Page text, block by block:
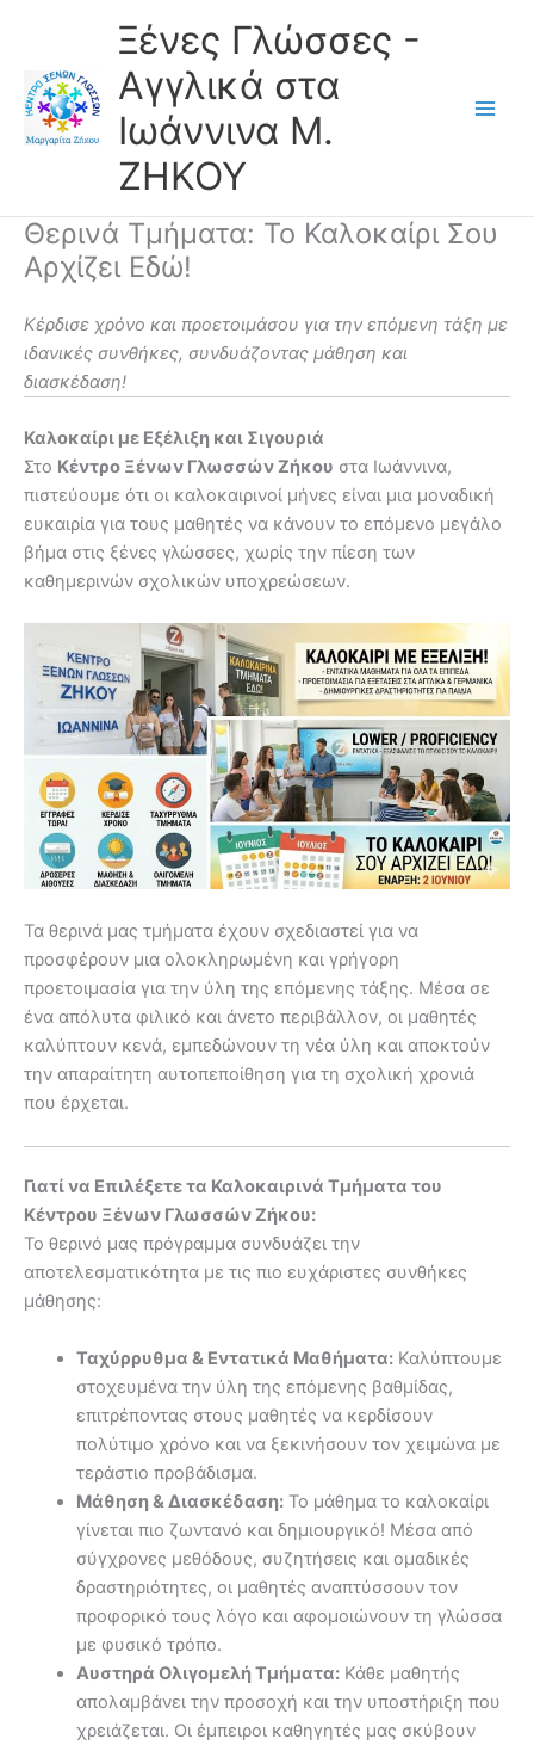
content
Ξένες Γλώσσες -
Αγγλικά στα
Ιωάννινα Μ.
ΖΗΚΟΥ
Θερινά Τμήματα: Το Καλοκαίρι Σου
Αρχίζει Εδώ!
Κέρδισε χρόνο και προετοιμάσου για την επόμενη τάξη με
ιδανικές συνθήκες, συνδυάζοντας μάθηση και
διασκέδαση!
Καλοκαίρι με Εξέλιξη και Σιγουριά
Στο Κέντρο Ξένων Γλωσσών Ζήκου στα Ιωάννινα,
πιστεύουμε ότι οι καλοκαιρινοί μήνες είναι μια μοναδική
ευκαιρία για τους μαθητές να κάνουν το επόμενο μεγάλο
βήμα στις ξένες γλώσσες, χωρίς την πίεση των
καθημερινών σχολικών υποχρεώσεων.
Τα θερινά μας τμήματα έχουν σχεδιαστεί για να
προσφέρουν μια ολοκληρωμένη και γρήγορη
προετοιμασία για την ύλη της επόμενης τάξης. Μέσα σε
ένα απόλυτα φιλικό και άνετο περιβάλλον, οι μαθητές
καλύπτουν κενά, εμπεδώνουν τη νέα ύλη και αποκτούν
την απαραίτητη αυτοπεποίθηση για τη σχολική χρονιά
που έρχεται.
Γιατί να Επιλέξετε τα Καλοκαιρινά Τμήματα του
Κέντρου Ξένων Γλωσσών Ζήκου:
Το θερινό μας πρόγραμμα συνδυάζει την
αποτελεσματικότητα με τις πιο ευχάριστες συνθήκες
μάθησης:
Ταχύρρυθμα & Εντατικά Μαθήματα:Καλύπτουμε
στοχευμένα την ύλη της επόμενης βαθμίδας,
επιτρέποντας στους μαθητές να κερδίσουν
πολύτιμο χρόνο και να ξεκινήσουν τον χειμώνα με
τεράστιο προβάδισμα.
Μάθηση & Διασκέδαση:Το μάθημα το καλοκαίρι
γίνεται πιο ζωντανό και δημιουργικό! Μέσα από
σύγχρονες μεθόδους, συζητήσεις και ομαδικές
δραστηριότητες, οι μαθητές αναπτύσσουν τον
προφορικό τους λόγο και αφομοιώνουν τη γλώσσα
με φυσικό τρόπο.
Αυστηρά Ολιγομελή Τμήματα:Κάθε μαθητής
απολαμβάνει την προσοχή και την υποστήριξη που
χρειάζεται. Οι έμπειροι καθηγητές μας σκύβουν